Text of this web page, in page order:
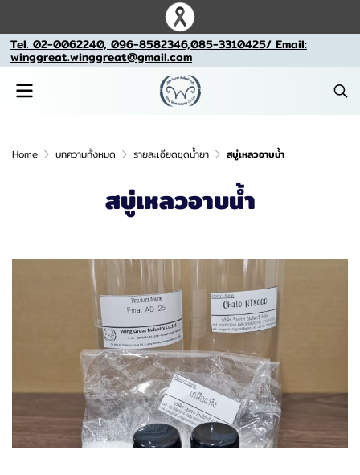
Tel. 02-0062240, 096-8582346,085-3310425/ Email:
winggreat.winggreat@gmail.com
Home บทความทั้งหมด รายละเอียดชุดน้ำยา สบู่เหลวอาบน้ำ
สบู่เหลวอาบน้ำ